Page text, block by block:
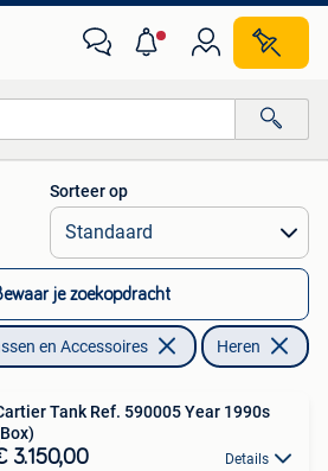
afstanden…
Sorteer op
je zoekopdracht
en Accessoires Heren
Tank Ref. 590005 Year 1990s
3.150,00 Details